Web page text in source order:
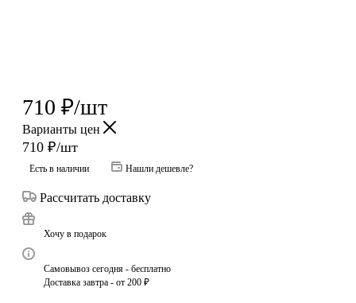
710 ₽/шт
Варианты цен
710 ₽/шт
Есть в наличии Нашли дешевле?
Рассчитать доставку
Хочу в подарок
Самовывоз сегодня - бесплатно
Доставка завтра - от 200 ₽